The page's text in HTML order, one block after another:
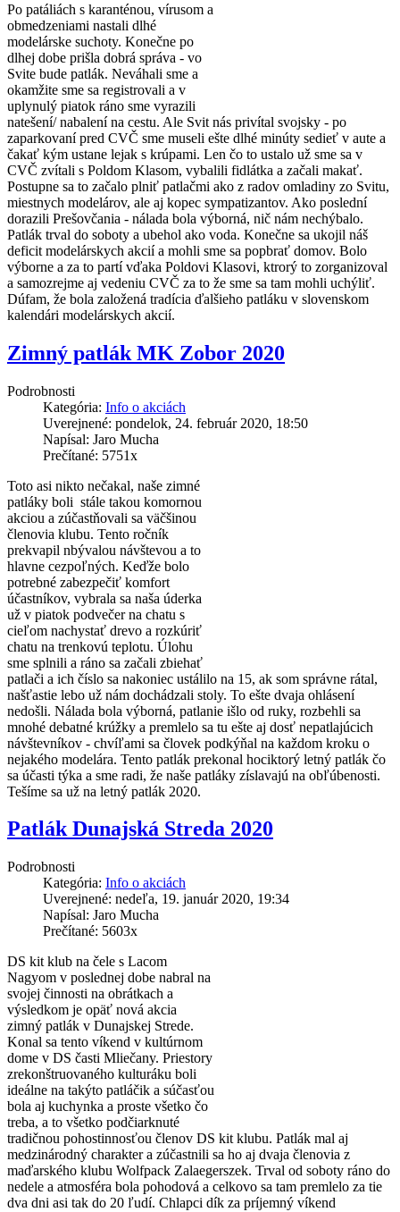
Po patáliách s karanténou, vírusom a
obmedzeniami nastali dlhé
modelárske suchoty. Konečne po
dlhej dobe prišla dobrá správa - vo
Svite bude patlák. Neváhali sme a
okamžite sme sa registrovali a v
uplynulý piatok ráno sme vyrazili
natešení/ nabalení na cestu. Ale Svit nás privítal svojsky - po
zaparkovaní pred CVČ sme museli ešte dlhé minúty sedieť v aute a
čakať kým ustane lejak s krúpami. Len čo to ustalo už sme sa v
CVČ zvítali s Poldom Klasom, vybalili fidlátka a začali makať.
Postupne sa to začalo plniť patlačmi ako z radov omladiny zo Svitu,
miestnych modelárov, ale aj kopec sympatizantov. Ako poslední
dorazili Prešovčania - nálada bola výborná, nič nám nechýbalo.
Patlák trval do soboty a ubehol ako voda. Konečne sa ukojil náš
deficit modelárskych akcií a mohli sme sa popbrať domov. Bolo
výborne a za to partí vďaka Poldovi Klasovi, ktrorý to zorganizoval
a samozrejme aj vedeniu CVČ za to že sme sa tam mohli uchýliť.
Dúfam, že bola založená tradícia ďalšieho patláku v slovenskom
kalendári modelárskych akcií.
Zimný patlák MK Zobor 2020
Podrobnosti
Kategória: Info o akciách
Uverejnené: pondelok, 24. február 2020, 18:50
Napísal: Jaro Mucha
Prečítané: 5751x
Toto asi nikto nečakal, naše zimné
patláky boli stále takou komornou
akciou a zúčastňovali sa väčšinou
členovia klubu. Tento ročník
prekvapil nbývalou návštevou a to
hlavne cezpoľných. Keďže bolo
potrebné zabezpečiť komfort
účastníkov, vybrala sa naša úderka
už v piatok podvečer na chatu s
cieľom nachystať drevo a rozkúriť
chatu na trenkovú teplotu. Úlohu
sme splnili a ráno sa začali zbiehať
patlači a ich číslo sa nakoniec ustálilo na 15, ak som správne rátal,
našťastie lebo už nám dochádzali stoly. To ešte dvaja ohlásení
nedošli. Nálada bola výborná, patlanie išlo od ruky, rozbehli sa
mnohé debatné krúžky a premlelo sa tu ešte aj dosť nepatlajúcich
návštevníkov - chvíľami sa človek podkýňal na každom kroku o
nejakého modelára. Tento patlák prekonal hociktorý letný patlák čo
sa účasti týka a sme radi, že naše patláky zíslavajú na obľúbenosti.
Tešíme sa už na letný patlák 2020.
Patlák Dunajská Streda 2020
Podrobnosti
Kategória: Info o akciách
Uverejnené: nedeľa, 19. január 2020, 19:34
Napísal: Jaro Mucha
Prečítané: 5603x
DS kit klub na čele s Lacom
Nagyom v poslednej dobe nabral na
svojej činnosti na obrátkach a
výsledkom je opäť nová akcia
zimný patlák v Dunajskej Strede.
Konal sa tento víkend v kultúrnom
dome v DS časti Mliečany. Priestory
zrekonštruovaného kulturáku boli
ideálne na takýto patláčik a súčasťou
bola aj kuchynka a proste všetko čo
treba, a to všetko podčiarknuté
tradičnou pohostinnosťou členov DS kit klubu. Patlák mal aj
medzinárodný charakter a zúčastnili sa ho aj dvaja členovia z
maďarského klubu Wolfpack Zalaegerszek. Trval od soboty ráno do
nedele a atmosféra bola pohodová a celkovo sa tam premlelo za tie
dva dni asi tak do 20 ľudí. Chlapci dík za príjemný víkend